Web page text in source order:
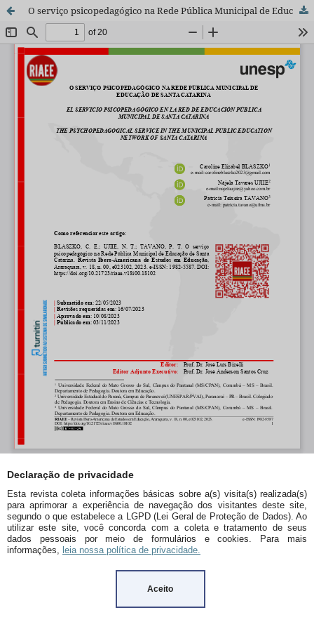
Declaração de privacidade
Esta revista coleta informações básicas sobre a(s) visita(s) realizada(s)
para aprimorar a experiência de navegação dos visitantes deste site,
segundo o que estabelece a LGPD (Lei Geral de Proteção de Dados). Ao
utilizar este site, você concorda com a coleta e tratamento de seus
dados pessoais por meio de formulários e cookies. Para mais
informações, leia nossa política de privacidade.
Aceito
O serviço psicopedagógico na Rede Pública Municipal de Educação de Santa Catarina